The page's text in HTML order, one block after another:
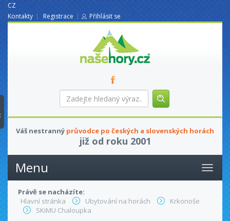
CZ
Kontakty
Registrace Přihlásit se
nasehory.cz
Zadejte
hledaný
Váš nestranný průvodce po českých a slovenských horách
již od roku 2001
Menu
Právě se nacházíte:
Hlavní stránka
Ubytování na horách
Krkonoše
SKiMU Chaloupka